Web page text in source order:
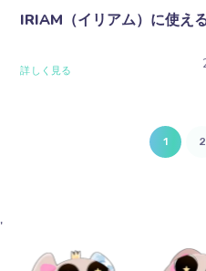
IRIAM（イリアム）に使え
詳しく見る
1 2
'